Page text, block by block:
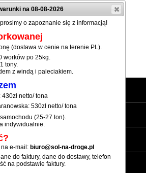
12 333 73 21
główna
workowana
Sól luzem
Informacje
na 08-08-2026
o zapoznanie się z informacją!
(dostawa w cenie na terenie PL).
worków po 25kg.
tony.
z windą i paleciakiem.
netto/ tona
530zł netto/ tona
(25-27 ton).
indywidualnie.
e-mail: biuro@sol-na-droge.pl
do faktury, dane do dostawy, telefon
na podstawie faktury.